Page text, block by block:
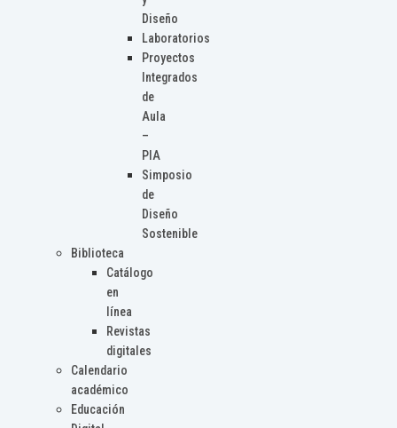
Diseño
Laboratorios
Proyectos
Integrados
de
Aula
–
PIA
Simposio
de
Diseño
Sostenible
Biblioteca
Catálogo
en
línea
Revistas
digitales
Calendario
académico
Educación